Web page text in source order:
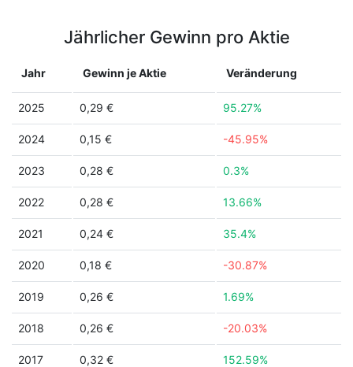
Jährlicher Gewinn pro Aktie
Jahr Gewinn je Aktie Veränderung
2025 0,29 € 95.27%
2024 0,15 € -45.95%
2023 0,28 € 0.3%
2022 0,28 € 13.66%
2021 0,24 € 35.4%
2020 0,18 € -30.87%
2019 0,26 € 1.69%
2018 0,26 € -20.03%
2017 0,32 € 152.59%